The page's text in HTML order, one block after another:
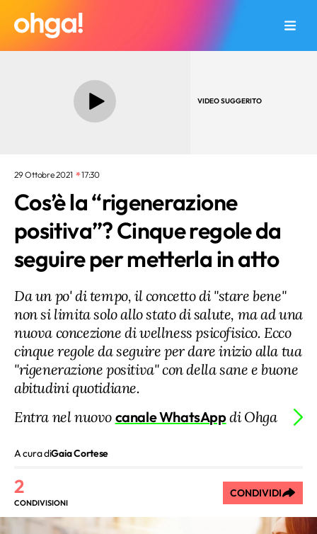
VIDEO SUGGERITO
29 Ottobre 2021 17:30
Cos’è la “rigenerazione
positiva”? Cinque regole da
seguire per metterla in atto
Da un po' di tempo, il concetto di "stare bene"
non si limita solo allo stato di salute, ma ad una
nuova concezione di wellness psicofisico. Ecco
cinque regole da seguire per dare inizio alla tua
"rigenerazione positiva" con della sane e buone
abitudini quotidiane.
Entra nel nuovo canale WhatsAppdi Ohga
A cura diGaia Cortese
2
CONDIVISIONI
CONDIVIDI